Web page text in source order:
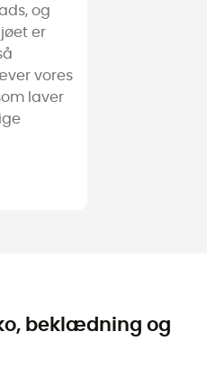
og
er
vores
laver
beklædning og